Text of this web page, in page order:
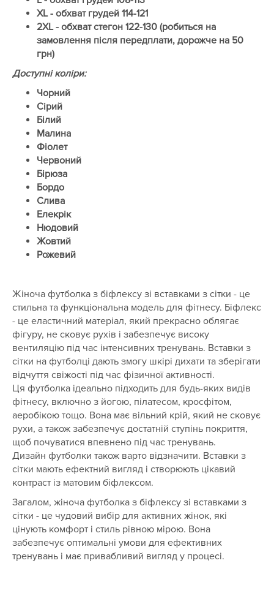
XL - обхват грудей 114-121
2XL - обхват стегон 122-130 (робиться на
замовлення після передплати, дорожче на 50
грн)​
Доступні коліри:
Чорний
Сірий
Білий
Малина
Фіолет
Червоний
Бірюза
Бордо
Слива
Елекрік
Нюдовий
Жовтий
Рожевий
Жіноча футболка з біфлексу зі вставками з сітки - це
стильна та функціональна модель для фітнесу. Біфлекс
- це еластичний матеріал, який прекрасно облягає
фігуру, не сковує рухів і забезпечує високу
вентиляцію під час інтенсивних тренувань. Вставки з
сітки на футболці дають змогу шкірі дихати та зберігати
відчуття свіжості під час фізичної активності.
Ця футболка ідеально підходить для будь-яких видів
фітнесу, включно з йогою, пілатесом, кросфітом,
аеробікою тощо. Вона має вільний крій, який не сковує
рухи, а також забезпечує достатній ступінь покриття,
щоб почуватися впевнено під час тренувань.
Дизайн футболки також варто відзначити. Вставки з
сітки мають ефектний вигляд і створюють цікавий
контраст із матовим біфлексом.
Загалом, жіноча футболка з біфлексу зі вставками з
сітки - це чудовий вибір для активних жінок, які
цінують комфорт і стиль рівною мірою. Вона
забезпечує оптимальні умови для ефективних
тренувань і має привабливий вигляд у процесі.